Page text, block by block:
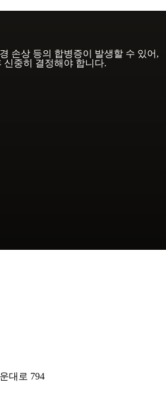
손상 등의 합병증이 발생할 수 있어,
신중히 결정해야 합니다.
대로 794